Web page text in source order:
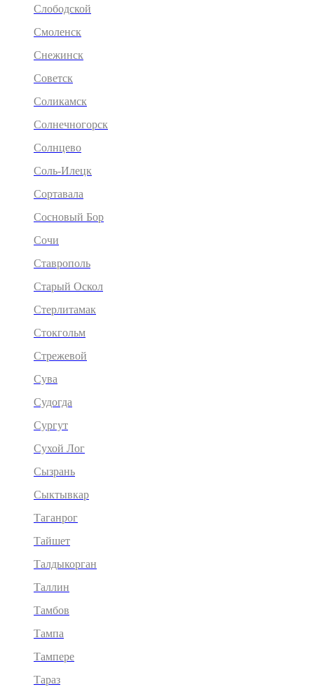
Слободской
Смоленск
Снежинск
Советск
Соликамск
Солнечногорск
Солнцево
Соль-Илецк
Сортавала
Сосновый Бор
Сочи
Ставрополь
Старый Оскол
Стерлитамак
Стокгольм
Стрежевой
Сува
Судогда
Сургут
Сухой Лог
Сызрань
Сыктывкар
Таганрог
Тайшет
Талдыкорган
Таллин
Тамбов
Тампа
Тампере
Тараз